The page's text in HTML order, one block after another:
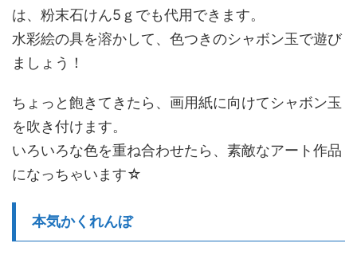
は、粉末石けん5ｇでも代用できます。
水彩絵の具を溶かして、色つきのシャボン玉で遊び
ましょう！
ちょっと飽きてきたら、画用紙に向けてシャボン玉
を吹き付けます。
いろいろな色を重ね合わせたら、素敵なアート作品
になっちゃいます☆
本気かくれんぼ